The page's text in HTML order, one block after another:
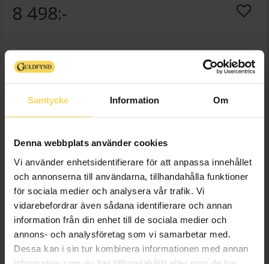
Samtycke Information Om
Denna webbplats använder cookies
Vi använder enhetsidentifierare för att anpassa innehållet
och annonserna till användarna, tillhandahålla funktioner
för sociala medier och analysera vår trafik. Vi
vidarebefordrar även sådana identifierare och annan
information från din enhet till de sociala medier och
annons- och analysföretag som vi samarbetar med.
Dessa kan i sin tur kombinera informationen med annan
8 498:-
Presentinslagning +29:-
LÄGG I VARUKORGEN
Info
Varumärke
Guldfynd
Material
Guld
Ädelmetall
18K Gold
Sten/Pärla
Diamant
Antal diamanter
16